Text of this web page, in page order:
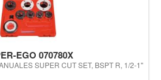
EGO 070780X
SUPER CUT SET, BSPT R, 1/2-1"